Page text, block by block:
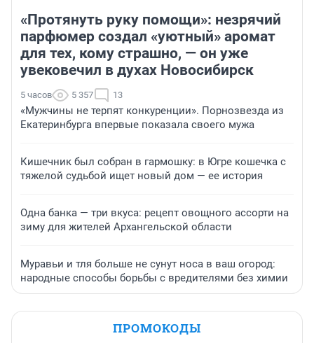
«Протянуть руку помощи»: незрячий
парфюмер создал «уютный» аромат
для тех, кому страшно, — он уже
увековечил в духах Новосибирск
5 часов 5 357 13
«Мужчины не терпят конкуренции». Порнозвезда из
Екатеринбурга впервые показала своего мужа
Кишечник был собран в гармошку: в Югре кошечка с
тяжелой судьбой ищет новый дом — ее история
Одна банка — три вкуса: рецепт овощного ассорти на
зиму для жителей Архангельской области
Муравьи и тля больше не сунут носа в ваш огород:
народные способы борьбы с вредителями без химии
ПРОМОКОДЫ